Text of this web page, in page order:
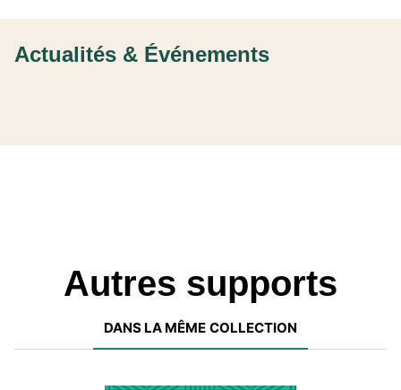
Actualités & Événements
Autres supports
DANS LA MÊME COLLECTION